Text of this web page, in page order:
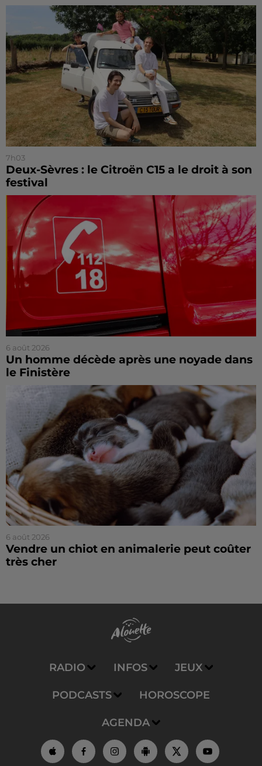
7h03
Deux-Sèvres : le Citroën C15 a le droit à son
festival
6 août 2026
Un homme décède après une noyade dans
le Finistère
6 août 2026
Vendre un chiot en animalerie peut coûter
très cher
RADIO INFOS JEUX
PODCASTS HOROSCOPE
AGENDA